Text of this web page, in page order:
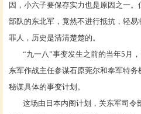
因，小六子要保存实力也是原因之一
部队的东北军，竟然不进行抵抗，轻
罪人，历史是清清楚楚的。
“九一八”事变发生之前的当年5月，
东军作战主任参谋石原莞尔和奉军特
秘谋具体的事变计划。
这场由日本内阁计划，关东军司令